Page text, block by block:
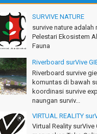
mantap, Thanks gan!
Sinaga - Lampung
seru banget
- Bekasi
seru, Amazing gmana?!
- Cimahi
Gn.Ciremai mantap
- Surabaya
canyon Amazing
- Singapore
SURVIVE NATURE
survive nature
Pelestari Ekosistem
Fauna
Riverboard surVive
Riverboard survive
komuntas di bawah
koordinasi survive
naungan surviv...
VIRTUAL REALITY
Virtual Reality surVive